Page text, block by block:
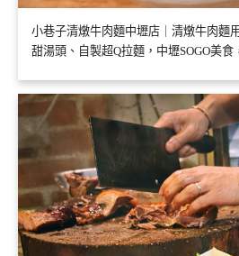
小巷子清燉牛肉麵中壢店｜清燉牛肉麵
甜湯頭、自製超Q拉麵，中壢SOGO美食